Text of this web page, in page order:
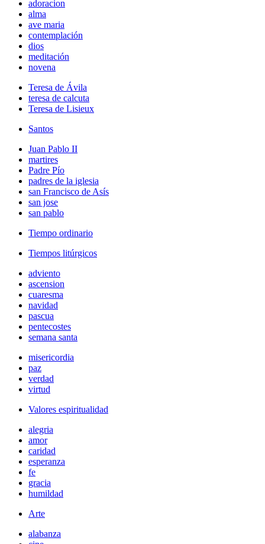
adoracion
alma
ave maria
contemplación
dios
meditación
novena
Teresa de Ávila
teresa de calcuta
Teresa de Lisieux
Santos
Juan Pablo II
martires
Padre Pío
padres de la iglesia
san Francisco de Asís
san jose
san pablo
Tiempo ordinario
Tiempos litúrgicos
adviento
ascension
cuaresma
navidad
pascua
pentecostes
semana santa
misericordia
paz
verdad
virtud
Valores espiritualidad
alegria
amor
caridad
esperanza
fe
gracia
humildad
Arte
alabanza